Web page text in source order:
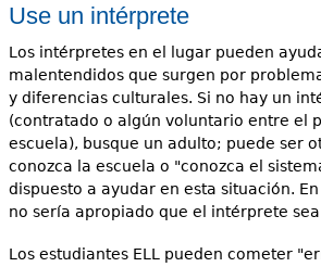
Use un intérprete
Los intérpretes en el lugar pueden
malentendidos que surgen por
y diferencias culturales. Si no hay un
(contratado o algún voluntario entre el
escuela), busque un adulto; puede ser
conozca la escuela o "conozca el
dispuesto a ayudar en esta situación.
no sería apropiado que el intérprete
Los estudiantes ELL pueden cometer